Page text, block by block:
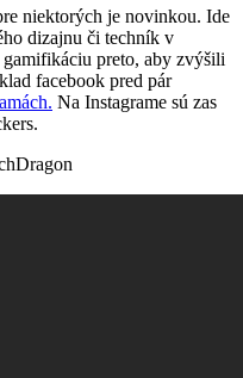
niektorých je novinkou. Ide
dizajnu či techník v
preto, aby zvýšili
facebook pred pár
Na Instagrame sú zas